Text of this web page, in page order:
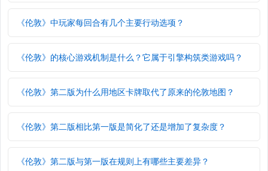
《伦敦》中玩家每回合有几个主要行动选项？
《伦敦》的核心游戏机制是什么？它属于引擎构筑类游戏吗？
《伦敦》第二版为什么用地区卡牌取代了原来的伦敦地图？
《伦敦》第二版相比第一版是简化了还是增加了复杂度？
《伦敦》第二版与第一版在规则上有哪些主要差异？